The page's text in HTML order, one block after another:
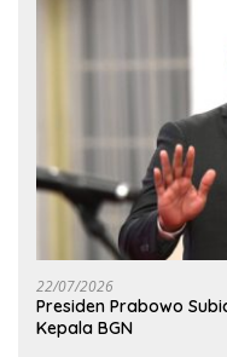
22/07/2026
Presiden Prabowo
Kepala BGN